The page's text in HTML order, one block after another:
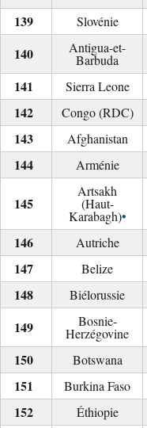
Slovénie
Antigua-et-
Barbuda
Sierra Leone
Congo (RDC)
Afghanistan
Arménie
Artsakh
(Haut-
Karabagh)•
Autriche
Belize
Biélorussie
Bosnie-
Herzégovine
Botswana
Burkina Faso
Éthiopie